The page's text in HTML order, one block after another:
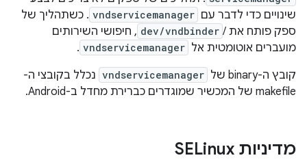
שינויים כדי לדבר עם vndservicemanager . כשתהליך של
ספק פותח את ‎/
dev/vndbinder , חיפושי השירותים
מועברים אוטומטית אל vndservicemanager
.
קובץ ה-binary של
vndservicemanager נכלל בקובצי ה-
makefile של המכשיר שמוגדרים כברירת מחדל ב-Android.
מדיניות SELinux